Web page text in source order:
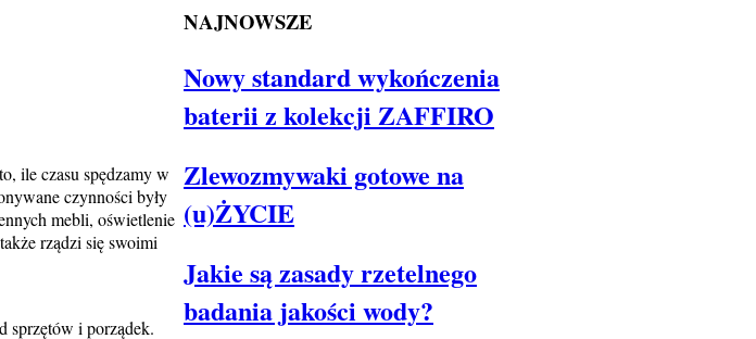
ile czasu spędzamy w
czynności były
mebli, oświetlenie
rządzi się swoimi
sprzętów i porządek.
NAJNOWSZE
Nowy standard wykończenia
baterii z kolekcji ZAFFIRO
Zlewozmywaki gotowe na
(u)ŻYCIE
Jakie są zasady rzetelnego
badania jakości wody?